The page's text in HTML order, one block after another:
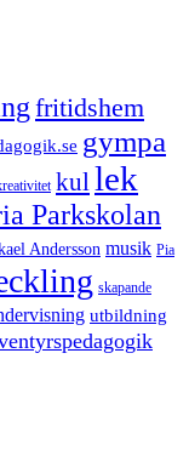
fritidshem
gympa
kul lek
Parkskolan
Andersson musik Pia
skapande
utbildning